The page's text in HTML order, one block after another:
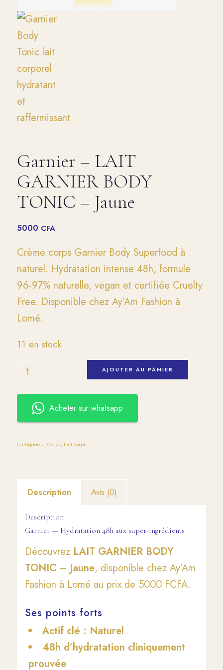
Garnier – LAIT
GARNIER BODY
TONIC – Jaune
5000 CFA
Crème corps Garnier Body Superfood à
naturel. Hydratation intense 48h, formule
96-97% naturelle, vegan et certifiée Cruelty
Free. Disponible chez Ay’Am Fashion à
Lomé.
11 en stock
AJOUTER AU PANIER
Acheter sur whatsapp
Catégories : Corps, Lait corps
Description Avis (0)
Description
Garnier— Hydratation 48h aux super-ingrédients
Découvrez LAIT GARNIER BODY
TONIC – Jaune, disponible chez Ay’Am
Fashion à Lomé au prix de 5000 FCFA.
Ses points forts
Actif clé : Naturel
48h d’hydratation cliniquement
prouvée